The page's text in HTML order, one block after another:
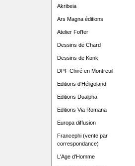
Akribeia
Ars Magna éditions
Atelier Fol'fer
Dessins de Chard
Dessins de Konk
DPF Chiré en Montreuil
Editions d'Héligoland
Editions Dualpha
Editions Via Romana
Europa diffusion
Francephi (vente par
correspondance)
L'Age d'Homme